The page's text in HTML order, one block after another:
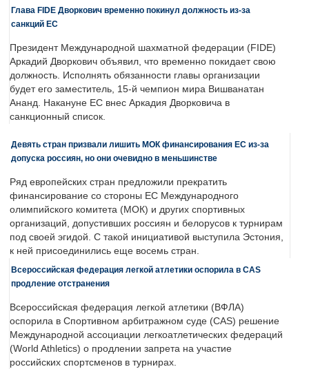
Глава FIDE Дворкович временно покинул должность из-за
санкций ЕС
Президент Международной шахматной федерации (FIDE)
Аркадий Дворкович объявил, что временно покидает свою
должность. Исполнять обязанности главы организации
будет его заместитель, 15-й чемпион мира Вишванатан
Ананд. Накануне ЕС внес Аркадия Дворковича в
санкционный список.
Девять стран призвали лишить МОК финансирования ЕС из-за
допуска россиян, но они очевидно в меньшинстве
Ряд европейских стран предложили прекратить
финансирование со стороны ЕС Международного
олимпийского комитета (МОК) и других спортивных
организаций, допустивших россиян и белорусов к турнирам
под своей эгидой. С такой инициативой выступила Эстония,
к ней присоединились еще восемь стран.
Всероссийская федерация легкой атлетики оспорила в CAS
продление отстранения
Всероссийская федерация легкой атлетики (ВФЛА)
оспорила в Спортивном арбитражном суде (CAS) решение
Международной ассоциации легкоатлетических федераций
(World Athletics) о продлении запрета на участие
российских спортсменов в турнирах.